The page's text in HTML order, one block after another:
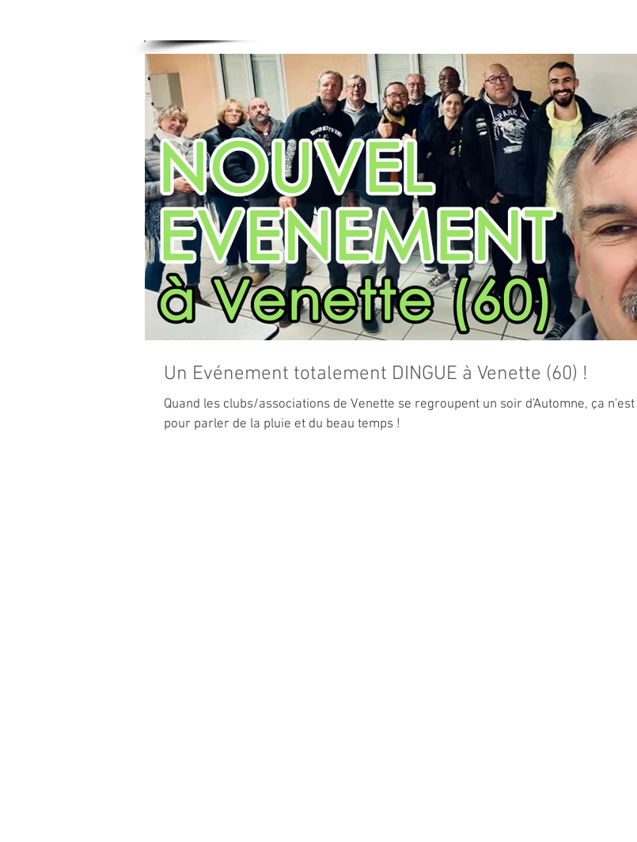
Un Evénement totalement DINGUE à Venette (60) !
Quand les clubs/associations de Venette se regroupent un soir d'Automne, ça
pour parler de la pluie et du beau temps !